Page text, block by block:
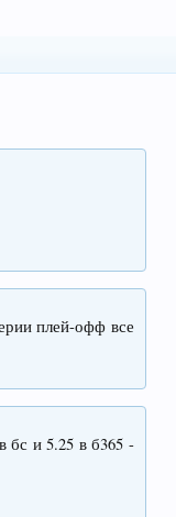
плей-офф все
бс и 5.25 в б365 -